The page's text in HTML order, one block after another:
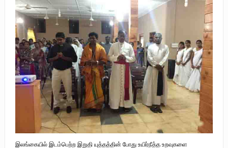
புலிகளின் குரல் பொறுப்பாளர் திரு. தமிழன்பன் (ஜவான்) அவர்களின் புகழ்
வணக்க நிகழ்வும் ‘விடுதலைச் சிற்பி’ நூல் மற்றும் ‘ஜவான் – திடம் குன்றா
தீக்குரல்’ இசைப்பேழை வெளியீடும்.
உரிமைப் போராட்டம் _
நாடாளுமன்ற உறுப்பினர் இராமநாதன் அர்ச்சுனா அவர்களுக்கு நிலவனின்
திறந்த மடல்!
இலங்கையில் இடம்பெற்ற இறுதி யுத்தத்தின் போது உயிர்நீத்த உறவுகளை